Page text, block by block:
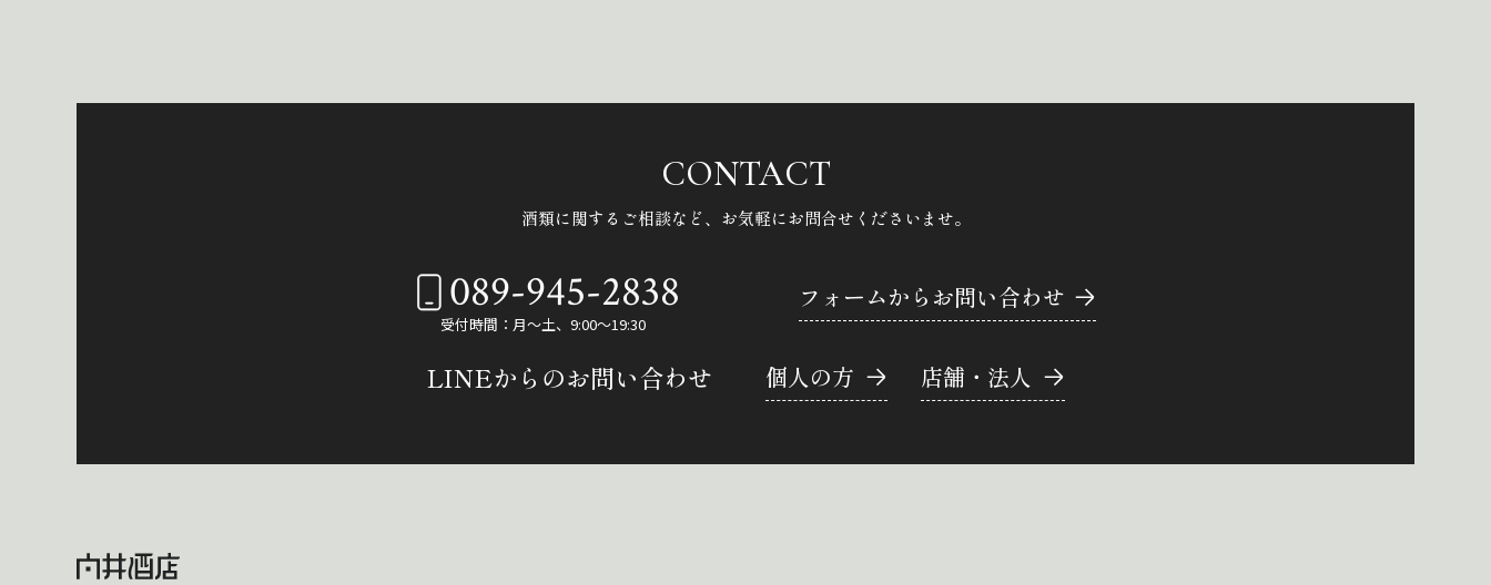
CONTACT
酒類に関するご相談など、 お気軽にお問合せくださいませ。
089-945-2838
受付時間：月～土、9:00～19:30
フォームからお問い合わせ
LINEからのお問い合わせ 個人の方 店舗・法人